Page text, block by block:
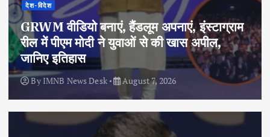
देश-विदेश
GRWM वीडियो बनाएं, हैंडलूम अपनाएं, इंस्टाग्राम
रील में पीएम मोदी ने युवाओं से की खास अपील,
जानिए इतिहास
By IMNB News Desk August 7, 2026